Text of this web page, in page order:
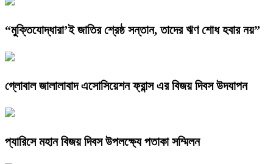
“মুক্তিযোদ্ধারা’ই জাতির শ্রেষ্ঠ সন্তান, তাদের ঋণ শোধ হবার নয়”
গ্লোবাল জালালাবাদ এসোসিয়েশন ফ্রান্স এর বিজয় দিবস উদযাপন
প্যারিসে মহান বিজয় দিবস উপলক্ষ্যে পতাকা সম্মিলন